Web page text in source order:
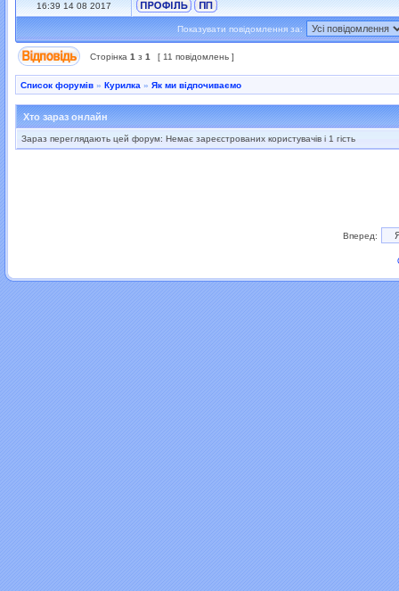
16:39 14 08 2017
Показувати повідомлення за:
Сторінка 1 з 1 [ 11 повідомлень ]
Список форумів » Курилка » Як ми відпочиваємо
Хто зараз онлайн
Зараз переглядають цей форум: Немає зареєстрованих користувачів і 1 гість
Вперед: